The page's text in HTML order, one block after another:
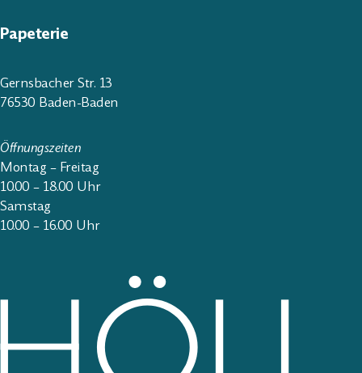
Papeterie
Gernsbacher Str. 13
76530 Baden-Baden
Öffnungszeiten
Montag – Freitag
10.00 – 18.00 Uhr
Samstag
10.00 – 16.00 Uhr